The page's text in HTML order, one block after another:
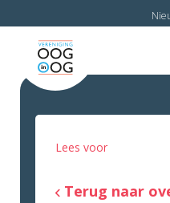
Lees voor
Terug naar